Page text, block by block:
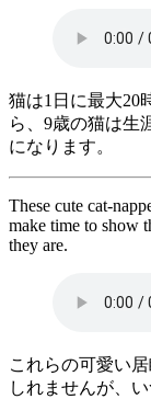
猫は1日に最大20
ら、9歳の猫は生
になります。
These cute cat-
make time to show
they are.
これらの可愛い
しれませんが、